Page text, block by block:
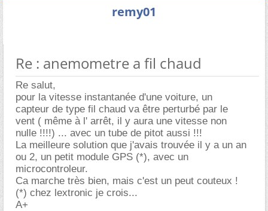
remy01
Re : anemometre a fil chaud
Re salut,
pour la vitesse instantanée d'une voiture, un
capteur de type fil chaud va être perturbé par le
vent ( même à l' arrêt, il y aura une vitesse non
nulle !!!!) ... avec un tube de pitot aussi !!!
La meilleure solution que j'avais trouvée il y a un an
ou 2, un petit module GPS (*), avec un
microcontroleur.
Ca marche très bien, mais c'est un peut couteux !
(*) chez lextronic je crois...
A+